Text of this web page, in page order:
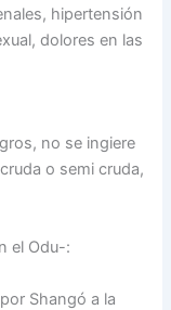
hipertensión
dolores en las
no se ingiere
o semi cruda,
el Odu-:
Shangó a la